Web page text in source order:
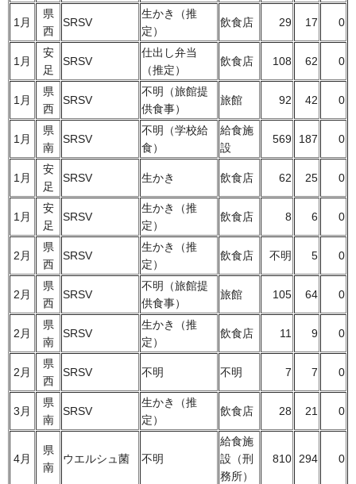
1月
県
西
SRSV
生かき（推
定）
飲食店 29 17 0
1月
安
足
SRSV
仕出し弁当
（推定）
飲食店 108 62 0
1月
県
西
SRSV
不明（旅館提
供食事）
旅館 92 42 0
1月
県
南
SRSV
不明（学校給
食）
給食施
設
569 187 0
1月
安
足
SRSV 生かき 飲食店 62 25 0
1月
安
足
SRSV
生かき（推
定）
飲食店 8 6 0
2月
県
西
SRSV
生かき（推
定）
飲食店 不明 5 0
2月
県
西
SRSV
不明（旅館提
供食事）
旅館 105 64 0
2月
県
南
SRSV
生かき（推
定）
飲食店 11 9 0
2月
県
西
SRSV 不明 不明 7 7 0
3月
県
南
SRSV
生かき（推
定）
飲食店 28 21 0
4月
県
南
ウエルシュ菌 不明
給食施
設（刑
務所）
810 294 0